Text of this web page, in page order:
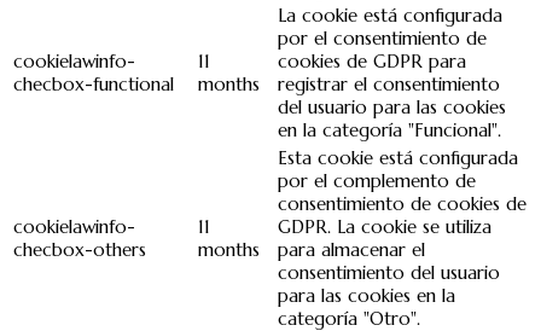
cookielawinfo-
checbox-functional
11
months
La cookie está configurada
por el consentimiento de
cookies de GDPR para
registrar el consentimiento
del usuario para las cookies
en la categoría "Funcional".
cookielawinfo-
checbox-others
11
months
Esta cookie está configurada
por el complemento de
consentimiento de cookies de
GDPR. La cookie se utiliza
para almacenar el
consentimiento del usuario
para las cookies en la
categoría "Otro".